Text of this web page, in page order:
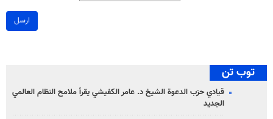
ارسل
توب تن
قيادي حزب الدعوة الشيخ د. عامر الكفيشي يقرأ ملامح النظام العالمي
الجديد